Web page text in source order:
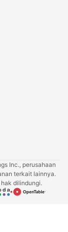
Inc., perusahaan
terkait lainnya.
dilindungi.